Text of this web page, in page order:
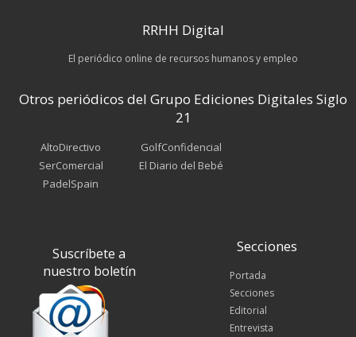
RRHH Digital
El periódico online de recursos humanos y empleo
Otros periódicos del Grupo Ediciones Digitales Siglo
21
AltoDirectivo
SerComercial
PadelSpain
GolfConfidencial
El Diario del Bebé
Suscríbete a
nuestro boletín
Secciones
Portada
Secciones
Editorial
Entrevista